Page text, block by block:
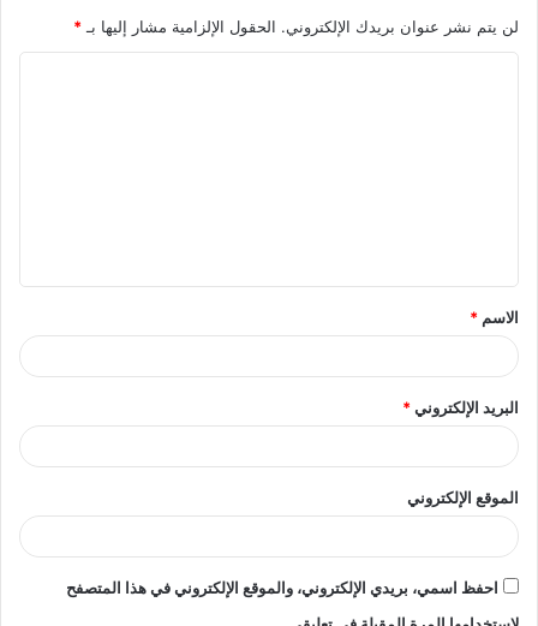
لن يتم نشر عنوان بريدك الإلكتروني. الحقول الإلزامية مشار إليها بـ *
ق
*
الاسم *
البريد الإلكتروني*
الموقع الإلكتروني
احفظ اسمي، بريدي الإلكتروني، والموقع الإلكتروني في هذا المتصفح